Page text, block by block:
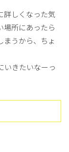
詳しくなった気
場所にあったら
まうから、ちょ
いきたいなーっ